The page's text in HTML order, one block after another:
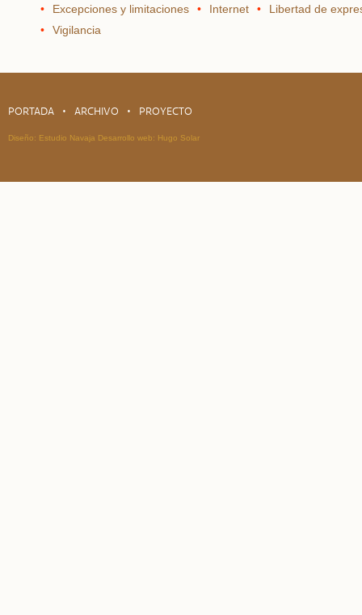
Excepciones y limitaciones
Internet
Libertad de
Vigilancia
PORTADA ARCHIVO PROYECTO
Diseño: Estudio Navaja Desarrollo web: Hugo Solar